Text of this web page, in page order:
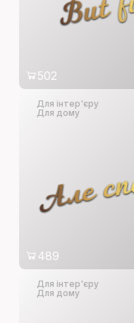
502
Але
Для інтер'єру
Для дому
489
Для інтер'єру
Для дому